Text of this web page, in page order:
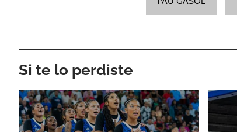
Si te lo perdiste